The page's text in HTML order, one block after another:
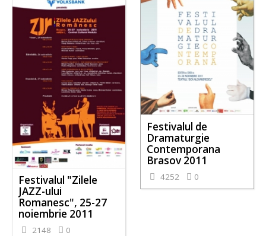
Festivalul de
Dramaturgie
Contemporana
Brasov 2011
4252 0
Festivalul "Zilele
JAZZ-ului
Romanesc", 25-27
noiembrie 2011
2148 0